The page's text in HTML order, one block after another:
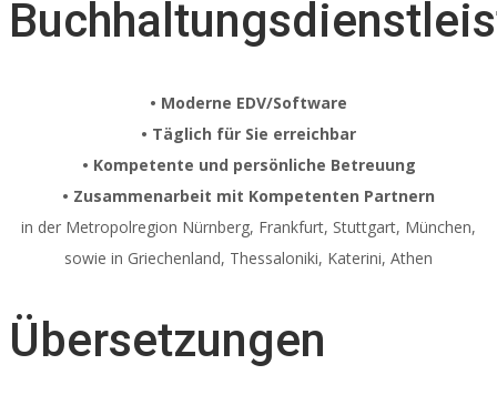
• Moderne EDV/Software
• Täglich für Sie erreichbar
• Kompetente und persönliche Betreuung
• Zusammenarbeit mit Kompetenten Partnern
in der Metropolregion Nürnberg, Frankfurt, Stuttgart, München,
sowie in Griechenland, Thessaloniki, Katerini, Athen
Übersetzungen